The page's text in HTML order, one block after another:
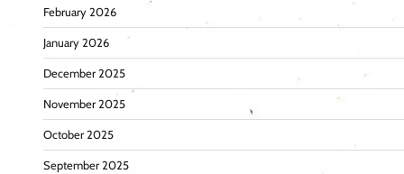
February 2026
January 2026
December 2025
November 2025
October 2025
September 2025